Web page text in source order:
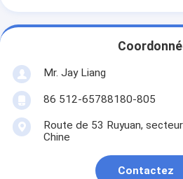
Mr. Jay Liang
86 512-65788180-805
Route de 53 Ruyuan,
Chine
Contactez